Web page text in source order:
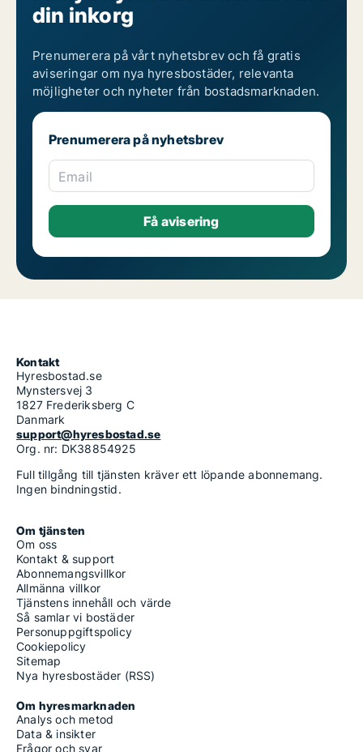
din inkorg
Prenumerera på vårt nyhetsbrev och få gratis
aviseringar om nya hyresbostäder, relevanta
möjligheter och nyheter från bostadsmarknaden.
Prenumerera på nyhetsbrev
Email
Kontakt
Hyresbostad.se
Mynstersvej 3
1827 Frederiksberg C
Danmark
support@hyresbostad.se
Org. nr: DK38854925
Full tillgång till tjänsten kräver ett löpande abonnemang.
Ingen bindningstid.
Om tjänsten
Om oss
Kontakt & support
Abonnemangsvillkor
Allmänna villkor
Tjänstens innehåll och värde
Så samlar vi bostäder
Personuppgiftspolicy
Cookiepolicy
Sitemap
Nya hyresbostäder (RSS)
Om hyresmarknaden
Analys och metod
Data & insikter
Frågor och svar